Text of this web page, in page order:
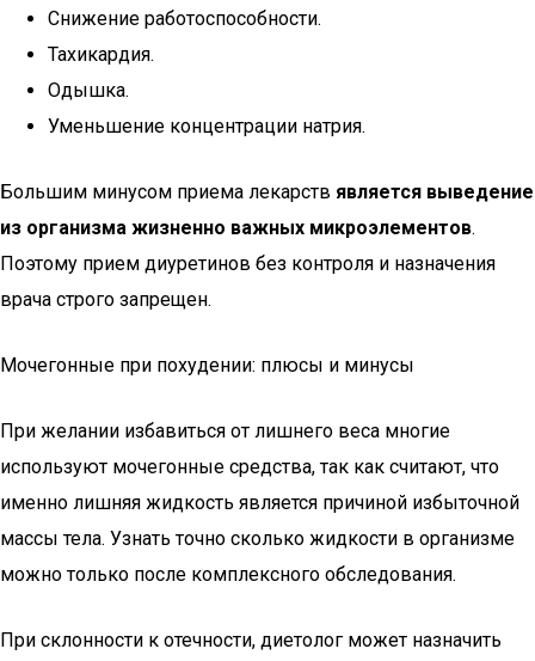
Снижение работоспособности.
Тахикардия.
Одышка.
Уменьшение концентрации натрия.
Большим минусом приема лекарств является выведение
из организма жизненно важных микроэлементов.
Поэтому прием диуретинов без контроля и назначения
врача строго запрещен.
Мочегонные при похудении: плюсы и минусы
При желании избавиться от лишнего веса многие
используют мочегонные средства, так как считают, что
именно лишняя жидкость является причиной избыточной
массы тела. Узнать точно сколько жидкости в организме
можно только после комплексного обследования.
При склонности к отечности, диетолог может назначить